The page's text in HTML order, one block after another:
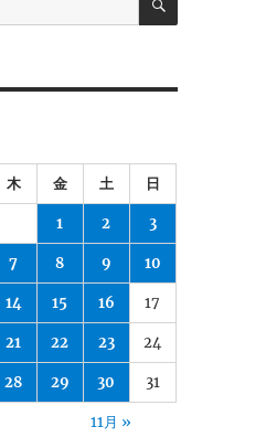
木 金 土 日
1 2 3
7 8 9 10
14 15 16 17
21 22 23 24
28 29 30 31
11月 »